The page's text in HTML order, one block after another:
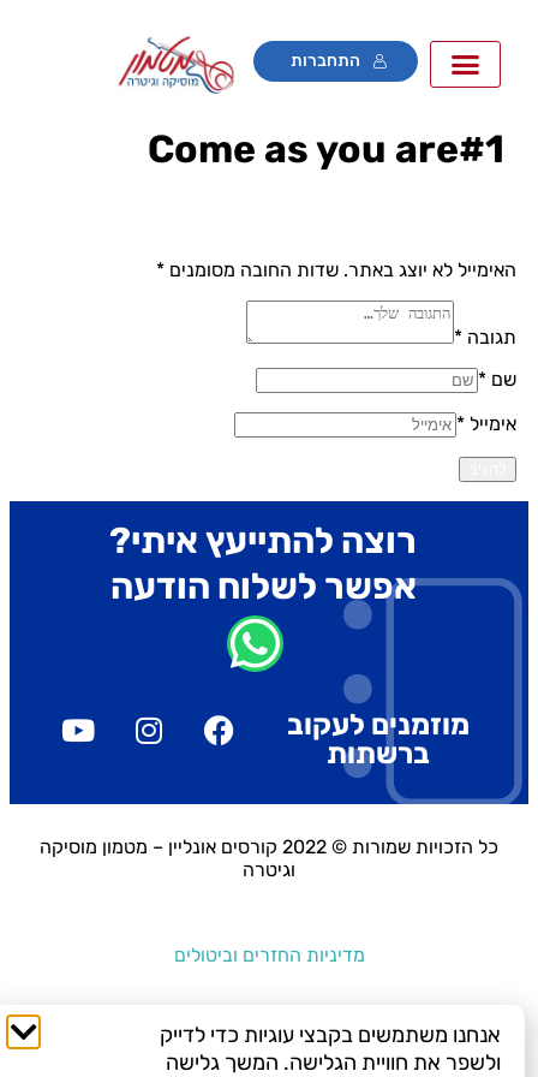
התחברות
Come as you are#1
לא יוצג באתר. שדות החובה מסומנים*
*
*
*
רוצה להתייעץ איתי?
אפשר לשלוח הודעה
מוזמנים לעקוב
ברשתות
כל הזכויות שמורות © 2022 קורסים אונליין – מטמון מוסיקה
וגיטרה
מדיניות החזרים וביטולים
אנחנו משתמשים בקבצי עוגיות כדי לדייק
ולשפר את חוויית הגלישה. המשך גלישה